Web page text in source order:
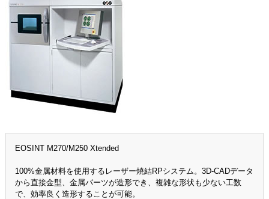
EOSINT M270/M250 Xtended
100%金属材料を使用するレーザー焼結RPシステム。3D-CADデータ
から直接金型、金属パーツが造形でき、複雑な形状も少ない工数
で、効率良く造形することが可能。